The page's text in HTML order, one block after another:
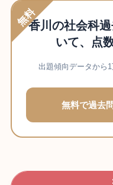
無料香川の社会科
いて、点
出題傾向データから
無料で過去